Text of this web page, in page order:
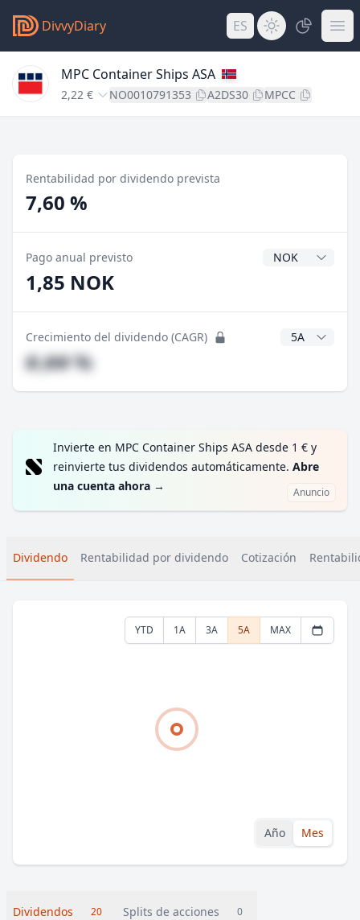
DivvyDiary ES
MPC Container Ships ASA
2,22 € NO0010791353 A2DS30 MPCC
Rentabilidad por dividendo prevista
7,60 %
Pago anual previsto Divisa del
1,85 NOK
Crecimiento del dividendo (CAGR) Años CAGR
#,## %
Invierte en MPC Container Ships ASA desde 1 € y
reinvierte tus dividendos automáticamente. Abre
una cuenta ahora → Anuncio
Dividendo Rentabilidad por dividendo Cotización
YTD 1A 3A 5A MAX
Año Mes
Dividendos 20 Splits de acciones 0